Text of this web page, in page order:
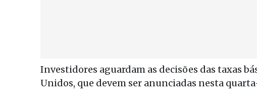
Investidores aguardam as decisões das taxas
Unidos, que devem ser anunciadas nesta